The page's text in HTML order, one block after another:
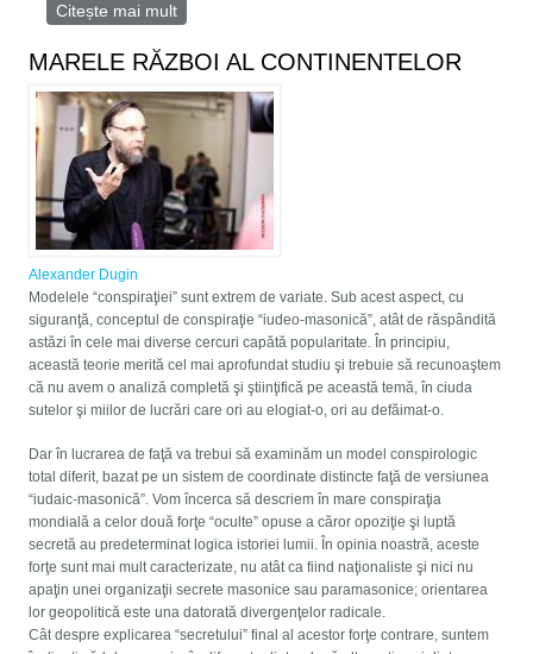
Citește mai mult
MARELE RĂZBOI AL CONTINENTELOR
Alexander Dugin
Modelele “conspiraţiei” sunt extrem de variate. Sub acest aspect, cu
siguranţă, conceptul de conspiraţie “iudeo-masonică”, atât de răspândită
astăzi în cele mai diverse cercuri capătă popularitate. În principiu,
această teorie merită cel mai aprofundat studiu şi trebuie să recunoaştem
că nu avem o analiză completă şi ştiinţifică pe această temă, în ciuda
sutelor şi miilor de lucrări care ori au elogiat-o, ori au defăimat-o.
Dar în lucrarea de faţă va trebui să examinăm un model conspirologic
total diferit, bazat pe un sistem de coordinate distincte faţă de versiunea
“iudaic-masonică”. Vom încerca să descriem în mare conspiraţia
mondială a celor două forţe “oculte” opuse a căror opoziţie şi luptă
secretă au predeterminat logica istoriei lumii. În opinia noastră, aceste
forţe sunt mai mult caracterizate, nu atât ca fiind naţionaliste şi nici nu
apaţin unei organizaţii secrete masonice sau paramasonice; orientarea
lor geopolitică este una datorată divergenţelor radicale.
Cât despre explicarea “secretului” final al acestor forţe contrare, suntem